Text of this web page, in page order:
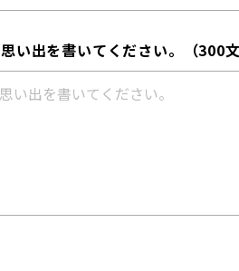
思い出を書いてください。（300文